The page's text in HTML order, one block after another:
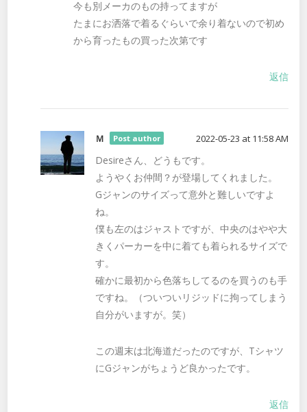
今も別メーカのもの持ってますが
たまにお洒落で着るぐらいで余り着ないので初め
から育ったもの買った次第です
返信
Ｍ Post author 2022-05-23 at 11:58 AM
Desireさん、どうもです。
ようやくお仲間？が登場してくれました。
Gジャンのサイズって意外と難しいですよ
ね。
僕も左のはジャストですが、中央のはやや大
きくパーカーを中に着ても着られるサイズで
す。
確かに最初から色落ちしてるのを買うのも手
ですね。（ついついリジッドに拘ってしまう
自分がいますが。笑）
この週末は北海道だったのですが、Tシャツ
にGジャンがちょうど良かったです。
返信